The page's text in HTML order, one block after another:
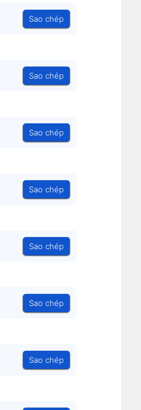
Sao chép
Sao chép
Sao chép
Sao chép
Sao chép
Sao chép
Sao chép